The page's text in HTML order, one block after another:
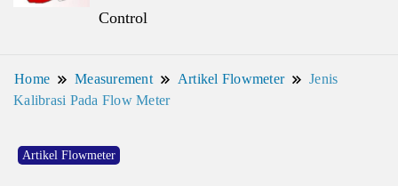
Control
Home Measurement Artikel Flowmeter
Jenis
Kalibrasi Pada Flow Meter
Artikel Flowmeter